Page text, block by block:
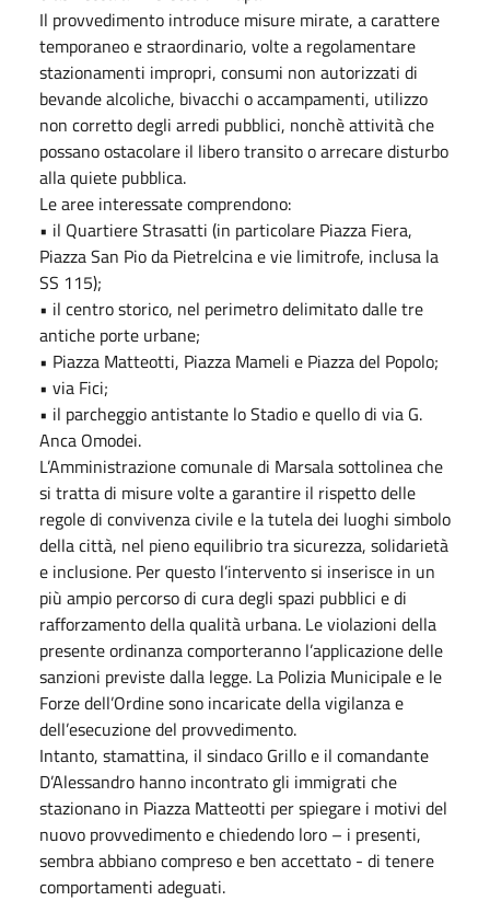
Il provvedimento introduce misure mirate, a carattere
temporaneo e straordinario, volte a regolamentare
stazionamenti impropri, consumi non autorizzati di
bevande alcoliche, bivacchi o accampamenti, utilizzo
non corretto degli arredi pubblici, nonchè attività che
possano ostacolare il libero transito o arrecare disturbo
alla quiete pubblica.
Le aree interessate comprendono:
• il Quartiere Strasatti (in particolare Piazza Fiera,
Piazza San Pio da Pietrelcina e vie limitrofe, inclusa la
SS 115);
• il centro storico, nel perimetro delimitato dalle tre
antiche porte urbane;
• Piazza Matteotti, Piazza Mameli e Piazza del Popolo;
• via Fici;
• il parcheggio antistante lo Stadio e quello di via G.
Anca Omodei.
L’Amministrazione comunale di Marsala sottolinea che
si tratta di misure volte a garantire il rispetto delle
regole di convivenza civile e la tutela dei luoghi simbolo
della città, nel pieno equilibrio tra sicurezza, solidarietà
e inclusione. Per questo l’intervento si inserisce in un
più ampio percorso di cura degli spazi pubblici e di
rafforzamento della qualità urbana. Le violazioni della
presente ordinanza comporteranno l’applicazione delle
sanzioni previste dalla legge. La Polizia Municipale e le
Forze dell’Ordine sono incaricate della vigilanza e
dell’esecuzione del provvedimento.
Intanto, stamattina, il sindaco Grillo e il comandante
D’Alessandro hanno incontrato gli immigrati che
stazionano in Piazza Matteotti per spiegare i motivi del
nuovo provvedimento e chiedendo loro – i presenti,
sembra abbiano compreso e ben accettato - di tenere
comportamenti adeguati.